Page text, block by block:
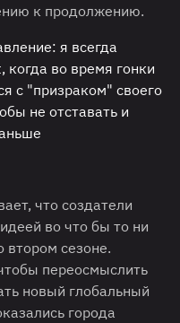
к продолжению.
я всегда
когда во время гонки
с "призраком" своего
не отставать и
что создатели
во что бы то ни
втором сезоне.
переосмыслить
новый глобальный
города